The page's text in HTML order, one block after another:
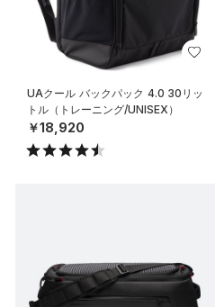
UAクール バックパック 4.0 30リッ
トル（トレーニング/UNISEX）
￥18,920